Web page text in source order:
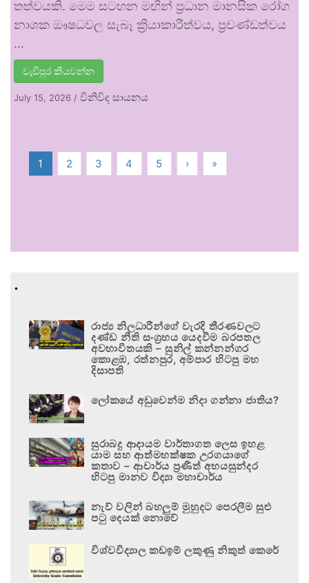
තත්වයකි. මෙම සටහන මඟින් ප්‍රධාන මානසික රෝග
නාශක ඖෂධවල සැබෑ ක්‍රියාකාරීත්වය, ප්‍රචණ්ඩත්වය
…
වැඩිපුර කියවන්න
July 15, 2026 / විනිවිද සායනය
1 2 3 4 5 › »
.
රාජ්‍ය නිලධාරීන්ගේ වැරදි තීරණවලට
දණ්ඩ නීති සංග්‍රහය යෙදවීම බරපතල
අවභාවිතයකි – සුනිල් කන්නන්ගර
කොළඹ, රත්නපුර, අම්පාර හිටපු මහ
දිසාපති
ලෝකයේ අඩුවෙන්ම නිදා ගන්නා ජාතිය?
සුරාබදු ආදායම වාර්තාගත ලෙස ඉහළ
යාම සහ ආත්මභක්ෂක උරගයාගේ
කතාව – ආචාර්ය ප්‍රණීත් අභයසුන්දර
හිටපු මානව විද්‍යා මහාචාර්ය
නැව් වලින් බහලුම් මුහුදට පෙරලීම සුළු
පටු දෙයක් නොවේ
විශ්වවිද්‍යාල කඩඉම් ලකුණු නිකුත් කෙරේ